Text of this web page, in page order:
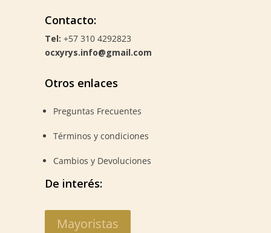
Contacto:
Tel: +57 310 4292823
ocxyrys.info@gmail.com
Otros enlaces
Preguntas Frecuentes
Términos y condiciones
Cambios y Devoluciones
De interés:
Mayoristas